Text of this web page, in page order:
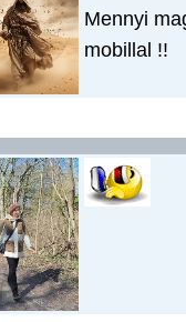
Mennyi
mobillal !!